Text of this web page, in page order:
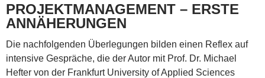
PROJEKTMANAGEMENT – ERSTE
ANNÄHERUNGEN
Die nachfolgenden Überlegungen bilden einen Reflex auf
intensive Gespräche, die der Autor mit Prof. Dr. Michael
Hefter von der Frankfurt University of Applied Sciences